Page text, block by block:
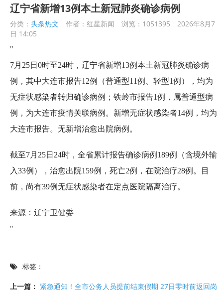
辽宁省新增13例本土新冠肺炎确诊病例
分类： 头条热文 作者：红星新闻 浏览：1051395
2026年8月7
日 14:05
"
7月25日0时至24时，辽宁省新增13例本土新冠肺炎确诊病
例，其中大连市报告12例（普通型11例、轻型1例），均为
无症状感染者转归确诊病例；铁岭市报告1例，属普通型病
例，为大连市疫情关联病例。新增无症状感染者14例，均为
大连市报告。无新增治愈出院病例。
截至7月25日24时，全省累计报告确诊病例189例（含境外输
入33例），治愈出院159例，死亡2例，在院治疗28例。目
前，尚有39例无症状感染者在定点医院隔离治疗。
来源：辽宁卫健委
"
标签：
上一篇： 紧急通知！全市公务人员提前结束假期 27日零时前返回岗